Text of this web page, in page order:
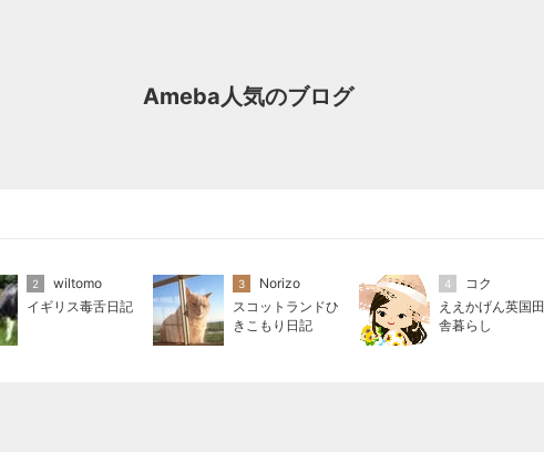
Ameba人気のブログ
2
wiltomo
イギリス毒舌日記
3
Norizo
スコットランドひ
きこもり日記
4
コク
ええかげん英国田
舎暮らし